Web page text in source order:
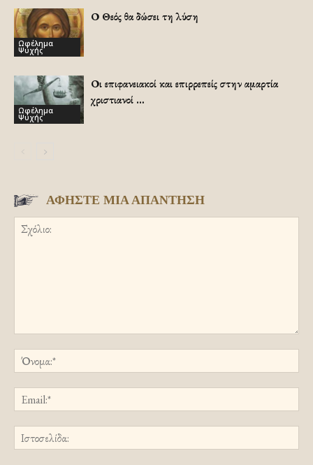
Ωφέλημα
Ψυχής
Ο Θεός θα δώσει τη λύση
Ωφέλημα
Ψυχής
Οι επιφανειακοί και επιρρεπείς στην αμαρτία
χριστιανοί …
ΑΦΗΣΤΕ ΜΙΑ ΑΠΑΝΤΗΣΗ